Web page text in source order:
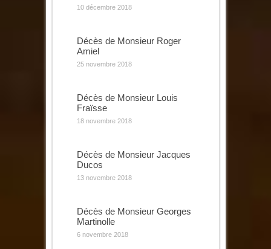
10 décembre 2018
Décès de Monsieur Roger
Amiel
25 novembre 2018
Décès de Monsieur Louis
Fraïsse
18 novembre 2018
Décès de Monsieur Jacques
Ducos
13 novembre 2018
Décès de Monsieur Georges
Martinolle
6 novembre 2018